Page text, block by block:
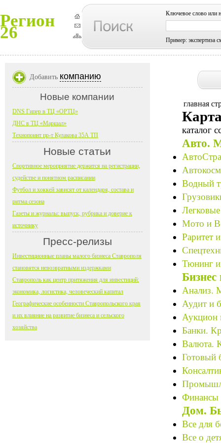
Регион
26
Ключевое слово или
Пример: экспертиза
главная
каталог
Авто.
Водный
Мото и
Раритет
Тюнинг
Анализ.
Аудит и
Аукцион
Банки.
Валюта.
Готовый
Финансы
Дом.
Все для
Все о
Добавить компанию
Новые компании
DNS Гипер в ТЦ «ОРТЦ»
ДНС в ТЦ «Маршал»
Технопоинт пр-т Кулакова 35А ТП
Новые статьи
Спортивное мероприятие держится на регистрации,
судействе и понятном расписании
Футбол и хоккей зависят от календаря, состава и
ритма сезона
Газеты и журналы: выпуск, рубрика и доверие к
источнику
Пресс-релизы
Инвестиционные планы малого бизнеса Ставрополя
становятся невозвратными издержками
Ставрополь как центр притяжения для инвестиций:
экономика, логистика, человеческий капитал
Географические особенности Ставропольского края
и их влияние на развитие бизнеса и сельского
хозяйства